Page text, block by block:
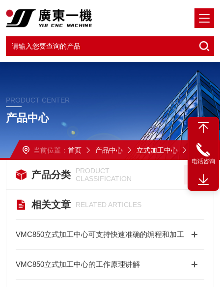
PRODUCT CENTER
产品中心
当前位置： 首页 产品中心 立式加工中心 VMC850立式加工中心
产品分类
PRODUCT
CLASSIFICATION
相关文章 RELATED ARTICLES
VMC850立式加工中心可支持快速准确的编程和加工
VMC850立式加工中心的工作原理讲解
电话咨询